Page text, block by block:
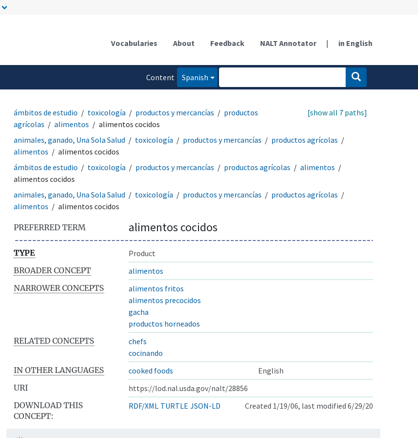
Vocabularies About Feedback NALT Annotator | in English
Content
Spanish
ámbitos de estudio toxicología productos y mercancías
productos
agrícolas
alimentos alimentos cocidos
[show all 7 paths]
animales, ganado, Una Sola Salud toxicología productos y mercancías
productos agrícolas
alimentos
alimentos cocidos
ámbitos de estudio
toxicología productos y mercancías productos agrícolas
alimentos
alimentos cocidos
animales, ganado, Una Sola Salud
toxicología productos y mercancías
productos agrícolas
alimentos
alimentos cocidos
PREFERRED TERM alimentos cocidos
TYPE
Product
BROADER CONCEPT
alimentos
NARROWER CONCEPTS
alimentos fritos
alimentos precocidos
gacha
productos horneados
RELATED CONCEPTS
chefs
cocinando
IN OTHER LANGUAGES
cooked foods
English
URI
https://lod.nal.usda.gov/nalt/28856
DOWNLOAD THIS
CONCEPT:
RDF/XML TURTLE JSON-LD Created 1/19/06, last modified 6/29/20